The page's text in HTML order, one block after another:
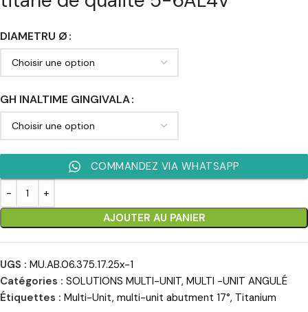
DIAMETRU Ø
GH INALTIME GINGIVALA
AJOUTER AU PANIER
COMMANDEZ VIA WHATSAPP
UGS : MU.AB.06.375.17.25x-1
Catégories : SOLUTIONS MULTI-UNIT, MULTI -UNIT ANGULÉ
Étiquettes : Multi-Unit, multi-unit abutment 17°, Titanium